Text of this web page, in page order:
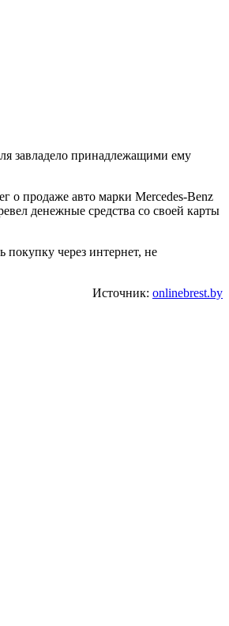
завладело принадлежащими ему
о продаже авто марки Mercedes-Benz
денежные средства со своей карты
через интернет, не
Источник: onlinebrest.by